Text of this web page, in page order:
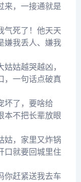
来，一接通就是
气死了！他天天
嫌我丢人、嫌我
姑越哭越凶，
，一句话点破真
坏了，要啥给
本不把长辈放眼
姑，家里又炸锅
口就要回城里住
你赶紧送我去车